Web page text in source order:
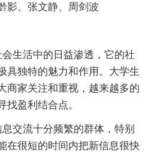
影、张文静、周剑波
生活中的日益渗透，它的社
具独特的魅力和作用。大学生
商家关注和重视，越来越多的
找盈利结合点。
交流十分频繁的群体，特别
在很短的时间内把新信息很快